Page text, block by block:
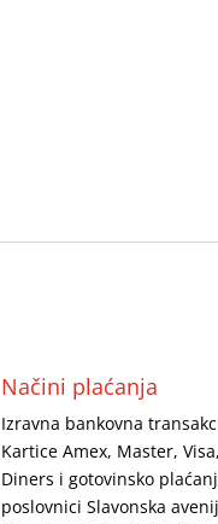
Načini plaćanja
Izravna bankovna
Kartice Amex, Master, Visa,
Diners i gotovinsko
poslovnici Slavonska